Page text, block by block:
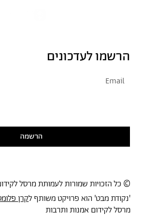
הרשמו לעדכונים
הרשמה
© כל הזכויות שמורות לעמותת מרסל לקידום
'נקודת מבט' הוא פרויקט משותף לקרן
מרסל לקידום אמנות ותרבות